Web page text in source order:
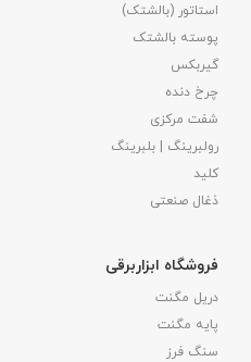
استاتور (بالشتک)
پوسته بالشتک
گیربکس
چرخ دنده
شفت مرکزی
رولبرینگ | بلبرینگ
کلید
ذغال صنعتی
فروشگاه ابزاربرقی
دریل مگنت
پایه مگنت
سنگ فرز